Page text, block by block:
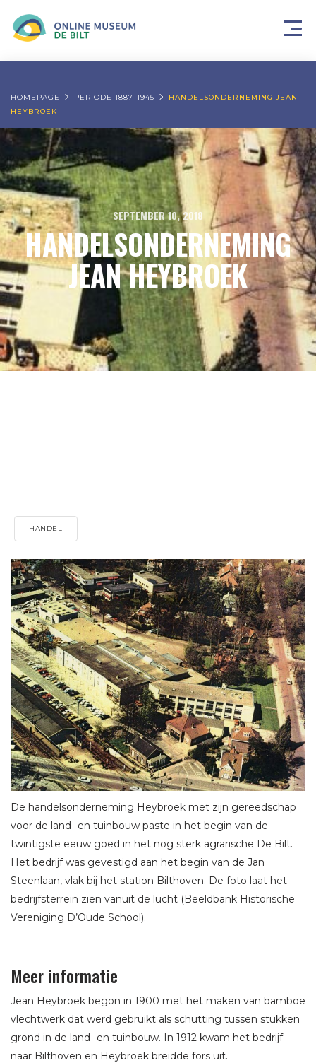
HOMEPAGE PERIODE 1887-1945
HANDELSONDERNEMING JEAN
HEYBROEK
SEPTEMBER 10, 2018
HANDELSONDERNEMING
JEAN HEYBROEK
HANDEL
De handelsonderneming Heybroek met zijn gereedschap
voor de land- en tuinbouw paste in het begin van de
twintigste eeuw goed in het nog sterk agrarische De Bilt.
Het bedrijf was gevestigd aan het begin van de Jan
Steenlaan, vlak bij het station Bilthoven. De foto laat het
bedrijfsterrein zien vanuit de lucht (Beeldbank Historische
Vereniging D’Oude School).
Meer informatie
Jean Heybroek begon in 1900 met het maken van bamboe
vlechtwerk dat werd gebruikt als schutting tussen stukken
grond in de land- en tuinbouw. In 1912 kwam het bedrijf
naar Bilthoven en Heybroek breidde fors uit.